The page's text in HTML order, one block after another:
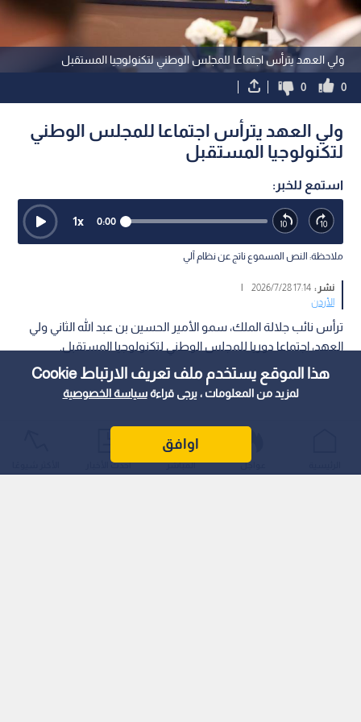
هذا الموقع يستخدم ملف تعريف الارتباط Cookie
لمزيد من المعلومات ، يرجى قراءةسياسة الخصوصية
اوافق
ولي العهد يترأس اجتماعا للمجلس الوطني لتكنولوجيا المستقبل
0
0
ولي العهد يترأس اجتماعا للمجلس الوطني
لتكنولوجيا المستقبل
استمع للخبر:
0:00
1x
ملاحظة: النص المسموع ناتج عن نظام آلي
نشر :17:14 2026/7/28
|
الأردن
ترأس نائب جلالة الملك، سمو الأمير الحسين بن عبد الله الثاني ولي
العهد، اجتماعا دوريا للمجلس الوطني لتكنولوجيا المستقبل.
عواجل المباشر أحدث الأخبار